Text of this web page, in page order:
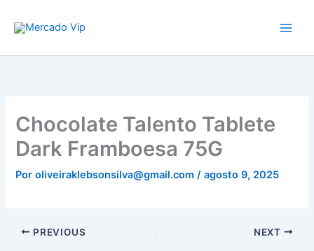
para
conteúdo
Chocolate Talento Tablete
Dark Framboesa 75G
Poroliveiraklebsonsilva@gmail.com/agosto 9, 2025
PREVIOUS NEXT